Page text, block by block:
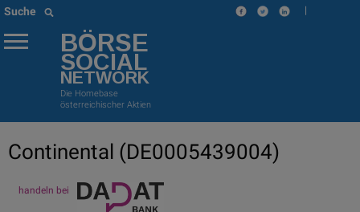
Suche |
BÖRSE
SOCIAL
NETWORK
Die Homebase
österreichischer Aktien
Continental (DE0005439004)
handeln bei